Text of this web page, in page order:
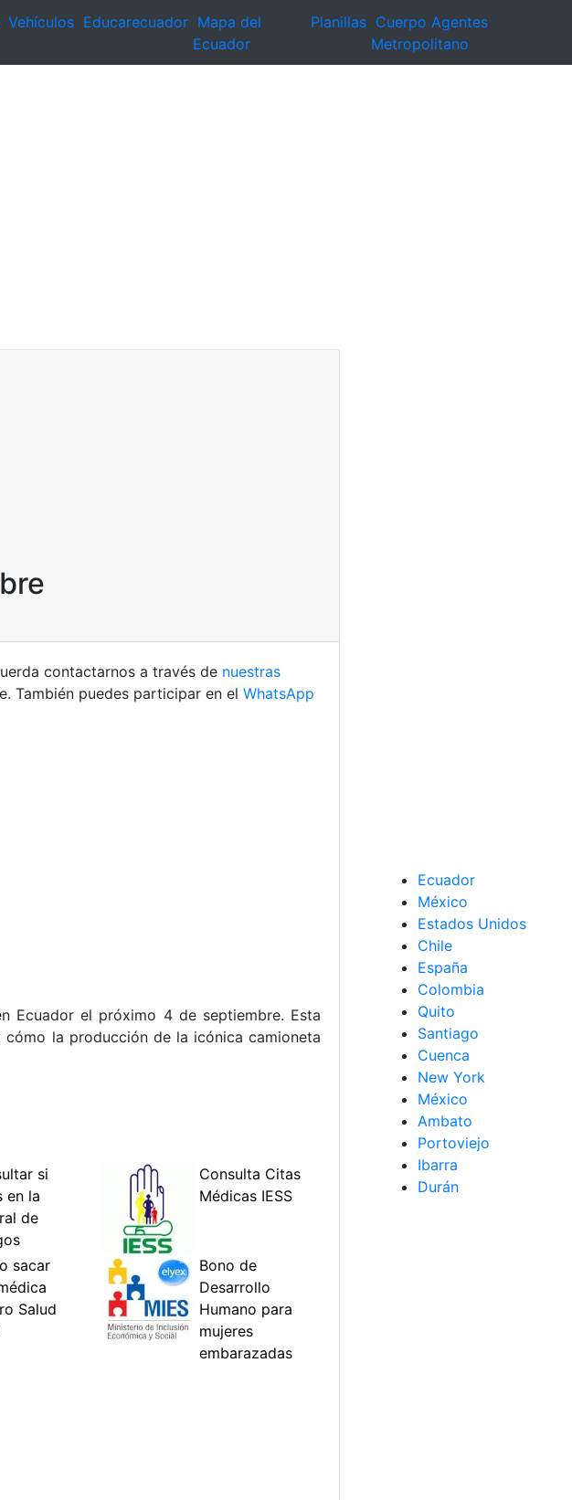
Vehículos Educarecuador Mapa del
Ecuador
Planillas Cuerpo Agentes
Metropolitano
contactarnos a través de nuestras
También puedes participar en el WhatsApp
Ecuador el próximo 4 de septiembre. Esta
la producción de la icónica camioneta
Ecuador
México
Estados Unidos
Chile
España
Colombia
Quito
Santiago
Cuenca
New York
México
Ambato
Portoviejo
Ibarra
Durán